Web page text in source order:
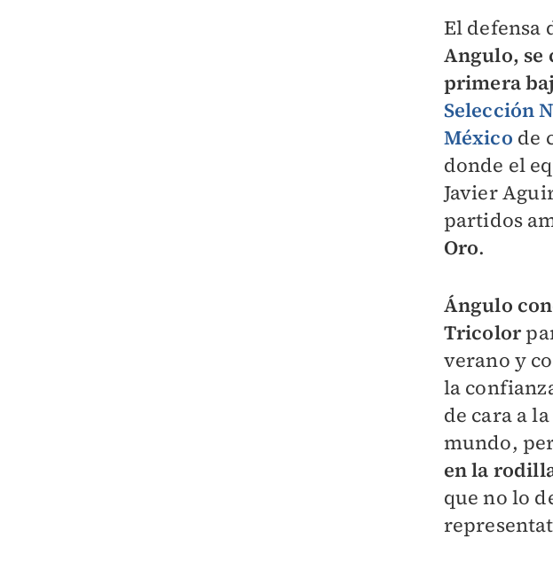
El defensa
Angulo, se
primera
Selección
México de
donde el
Javier
partidos
Oro.
Ángulo
Tricolor
verano y
la
de cara a
mundo,
en la
que no lo